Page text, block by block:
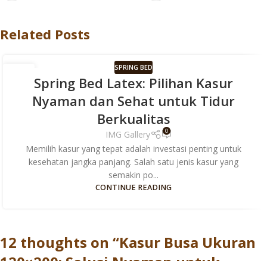
Related Posts
SPRING BED
Spring Bed Latex: Pilihan Kasur
Nyaman dan Sehat untuk Tidur
Berkualitas
IMG Gallery 0
Memilih kasur yang tepat adalah investasi penting untuk
kesehatan jangka panjang. Salah satu jenis kasur yang
semakin po...
CONTINUE READING
12 thoughts on “Kasur Busa Ukuran